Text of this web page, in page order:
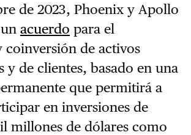
de 2023, Phoenix y Apollo
acuerdo para el
coinversión de activos
y de clientes, basado en una
que permitirá a
en inversiones de
millones de dólares como